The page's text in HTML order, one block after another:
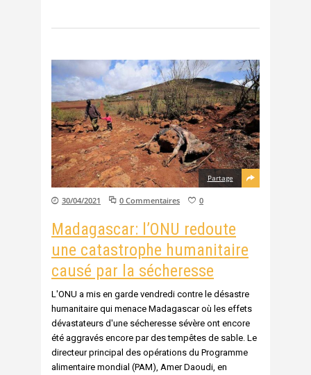
Partage
30/04/2021 0 Commentaires 0
Madagascar: l’ONU redoute
une catastrophe humanitaire
causé par la sécheresse
L'ONU a mis en garde vendredi contre le désastre
humanitaire qui menace Madagascar où les effets
dévastateurs d'une sécheresse sévère ont encore
été aggravés encore par des tempêtes de sable. Le
directeur principal des opérations du Programme
alimentaire mondial (PAM), Amer Daoudi, en